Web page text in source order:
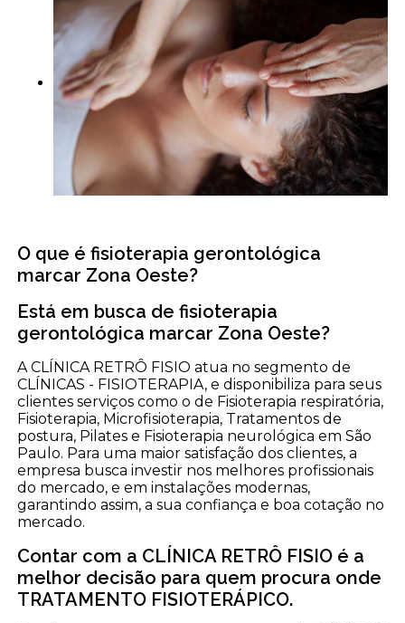
O que é fisioterapia gerontológica
marcar Zona Oeste?
Está em busca de fisioterapia
gerontológica marcar Zona Oeste?
A CLÍNICA RETRÔ FISIO atua no segmento de
CLÍNICAS - FISIOTERAPIA, e disponibiliza para seus
clientes serviços como o de Fisioterapia respiratória,
Fisioterapia, Microfisioterapia, Tratamentos de
postura, Pilates e Fisioterapia neurológica em São
Paulo. Para uma maior satisfação dos clientes, a
empresa busca investir nos melhores profissionais
do mercado, e em instalações modernas,
garantindo assim, a sua confiança e boa cotação no
mercado.
Contar com a CLÍNICA RETRÔ FISIO é a
melhor decisão para quem procura onde
TRATAMENTO FISIOTERÁPICO.